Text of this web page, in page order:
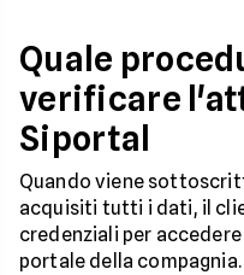
Quale
verificare
Siportal
Quando viene
acquisiti tutti i dati, il
credenziali per
portale della